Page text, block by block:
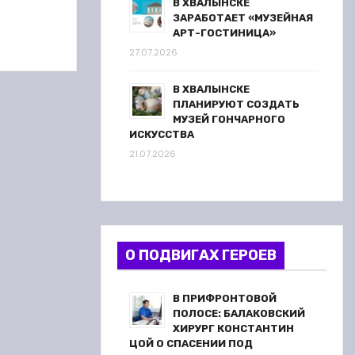
В ХВАЛЫНСКЕ
ЗАРАБОТАЕТ «МУЗЕЙНАЯ
АРТ-ГОСТИНИЦА»
27.07.2026
В ХВАЛЫНСКЕ
ПЛАНИРУЮТ СОЗДАТЬ
МУЗЕЙ ГОНЧАРНОГО
ИСКУССТВА
21.07.2026
О ПОДВИГАХ ГЕРОЕВ
В ПРИФРОНТОВОЙ
ПОЛОСЕ: БАЛАКОВСКИЙ
ХИРУРГ КОНСТАНТИН
ЦОЙ О СПАСЕНИИ ПОД